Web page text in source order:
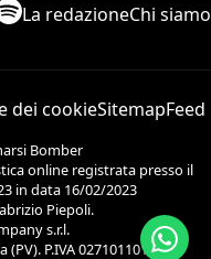
La redazioneChi siamo
dei cookieSitemapFeed
Bomber
online registrata presso il
in data 16/02/2023
Piepoli.
s.r.l.
P.IVA 02710110186.